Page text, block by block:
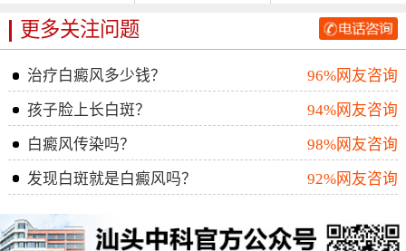
更多关注问题
治疗白癜风多少钱？
96%网友咨询
孩子脸上长白斑？
94%网友咨询
白癜风传染吗？
98%网友咨询
发现白斑就是白癜风吗？
92%网友咨询